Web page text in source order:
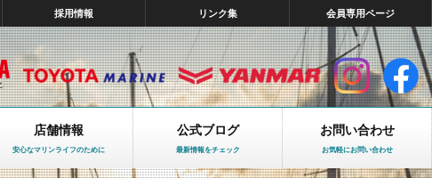
採用情報 リンク集 会員専用ページ
店舗情報
安心なマリンライフのために
公式ブログ
最新情報をチェック
お問い合わせ
お気軽にお問い合わせ